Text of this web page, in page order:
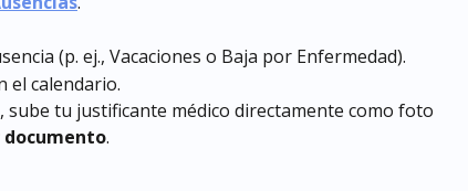
(p. ej., Vacaciones o Baja por Enfermedad).
el calendario.
sube tu justificante médico directamente como foto
documento.